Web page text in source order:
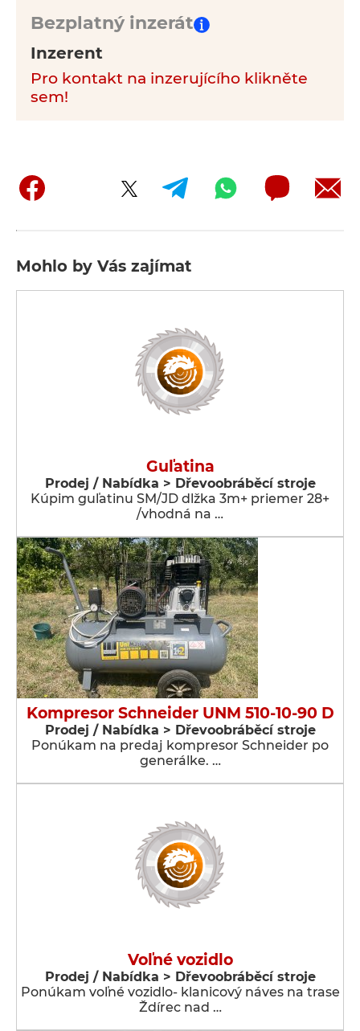
Bezplatný inzerát
Inzerent
Pro kontakt na inzerujícího klikněte
sem!
Mohlo by Vás zajímat
Guľatina
Prodej / Nabídka > Dřevoobráběcí stroje
Kúpim guľatinu SM/JD dlžka 3m+ priemer 28+
/vhodná na …
Kompresor Schneider UNM 510-10-90 D
Prodej / Nabídka > Dřevoobráběcí stroje
Ponúkam na predaj kompresor Schneider po
generálke. …
Voľné vozidlo
Prodej / Nabídka > Dřevoobráběcí stroje
Ponúkam voľné vozidlo- klanicový náves na trase
Ždírec nad …